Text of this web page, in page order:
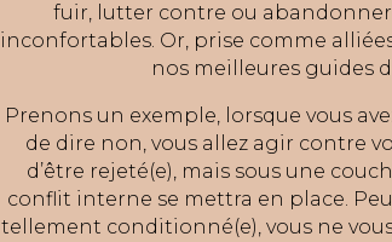
fuir, lutter contre ou
inconfortables. Or, prise comme
nos meilleures guides
Prenons un exemple, lorsque vous
de dire non, vous allez agir contre
d’être rejeté(e), mais sous une
conflit interne se mettra en place.
tellement conditionné(e), vous ne